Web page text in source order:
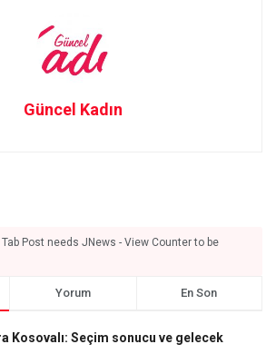
Güncel Kadın
Post needs JNews - View Counter to be
Yorum En Son
Kosovalı: Seçim sonucu ve gelecek